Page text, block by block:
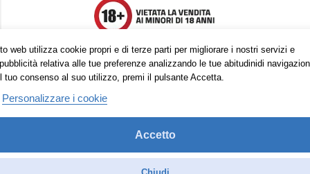
web utilizza cookie propri e di terze parti per migliorare i nostri servizi e
relativa alle tue preferenze analizzando le tue abitudinidi
tuo consenso al suo utilizzo, premi il pulsante Accetta.
Personalizzare i cookie
Accetto
Trovaci anche su: